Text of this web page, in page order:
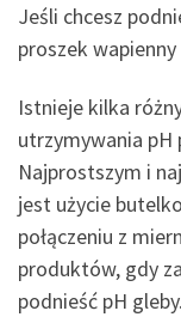
Jeśli chcesz
proszek
Istnieje kilka
utrzymywania pH
Najprostszym i
jest użycie
połączeniu z
produktów, gdy
podnieść pH